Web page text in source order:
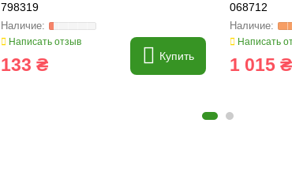
798319
Написать отзыв
133 ₴ Купить
068712
Написать
1 015 ₴